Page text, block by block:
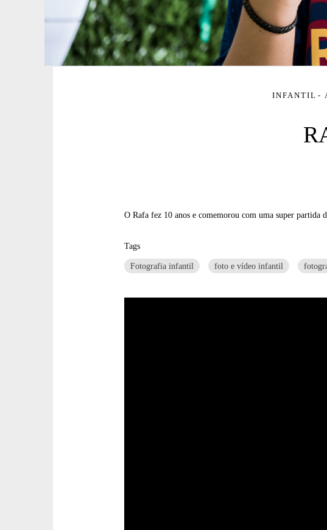
INFANTIL
O Rafa fez 10 anos e comemorou com uma super partida
Tags
Fotografia infantil foto e vídeo infantil